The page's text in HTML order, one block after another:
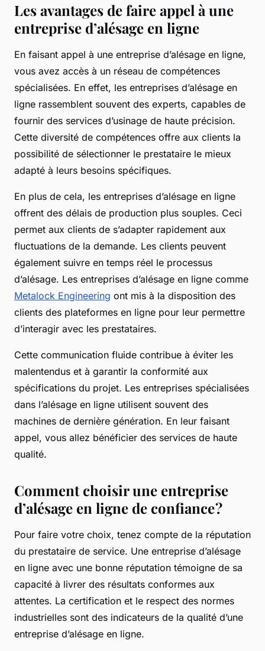
Les avantages de faire appel à une
entreprise d’alésage en ligne
En faisant appel à une entreprise d’alésage en ligne,
vous avez accès à un réseau de compétences
spécialisées. En effet, les entreprises d’alésage en
ligne rassemblent souvent des experts, capables de
fournir des services d’usinage de haute précision.
Cette diversité de compétences offre aux clients la
possibilité de sélectionner le prestataire le mieux
adapté à leurs besoins spécifiques.
En plus de cela, les entreprises d’alésage en ligne
offrent des délais de production plus souples. Ceci
permet aux clients de s’adapter rapidement aux
fluctuations de la demande. Les clients peuvent
également suivre en temps réel le processus
d’alésage. Les entreprises d’alésage en ligne comme
Metalock Engineering ont mis à la disposition des
clients des plateformes en ligne pour leur permettre
d’interagir avec les prestataires.
Cette communication fluide contribue à éviter les
malentendus et à garantir la conformité aux
spécifications du projet. Les entreprises spécialisées
dans l’alésage en ligne utilisent souvent des
machines de dernière génération. En leur faisant
appel, vous allez bénéficier des services de haute
qualité.
Comment choisir une entreprise
d’alésage en ligne de confiance ?
Pour faire votre choix, tenez compte de la réputation
du prestataire de service. Une entreprise d’alésage
en ligne avec une bonne réputation témoigne de sa
capacité à livrer des résultats conformes aux
attentes. La certification et le respect des normes
industrielles sont des indicateurs de la qualité d’une
entreprise d’alésage en ligne.